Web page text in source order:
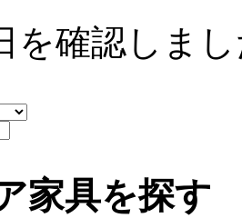
を確認しま
家具を探す